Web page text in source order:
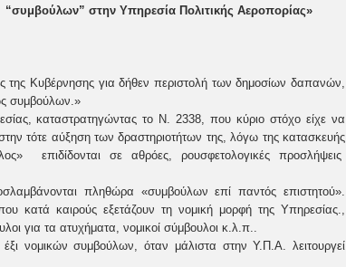
στην Υπηρεσία Πολιτικής Αεροπορίας»
της Κυβέρνησης για δήθεν περιστολή των δημοσίων δαπανών,
συμβούλων.»
καταστρατηγώντας το Ν. 2338, που κύριο στόχο είχε να
τότε αύξηση των δραστηριοτήτων της, λόγω της κατασκευής
επιδίδονται σε αθρόες, ρουσφετολογικές προσλήψεις
πληθώρα «συμβούλων επί παντός επιστητού».
κατά καιρούς εξετάζουν τη νομική μορφή της Υπηρεσίας.,
για τα ατυχήματα, νομικοί σύμβουλοι κ.λ.π..
νομικών συμβούλων, όταν μάλιστα στην Υ.Π.Α. λειτουργεί